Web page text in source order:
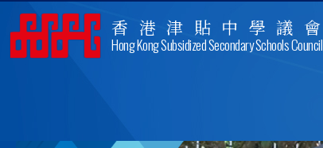
香港津貼中學議會
Hong Kong Subsidized Secondary Schools Council